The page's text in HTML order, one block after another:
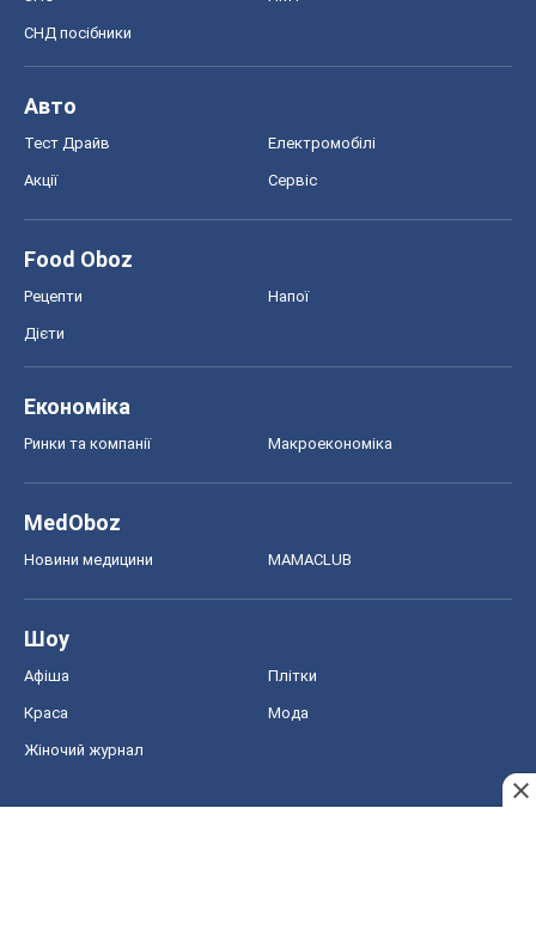
СНД посібники
Авто
Тест Драйв Електромобілі
Акції Сервіс
Food Oboz
Рецепти Напої
Дієти
Економіка
Ринки та компанії Макроекономіка
MedOboz
Новини медицини MAMACLUB
Шоу
Афіша Плітки
Краса Мода
Жіночий журнал